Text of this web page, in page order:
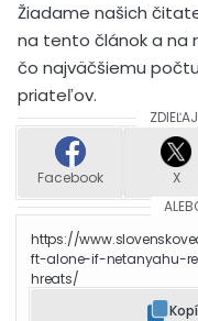
Žiadame našich
na tento článok a na
čo najväčšiemu
priateľov.
Facebook X
https://
ft-alone-if-netanyahu-
hreats/